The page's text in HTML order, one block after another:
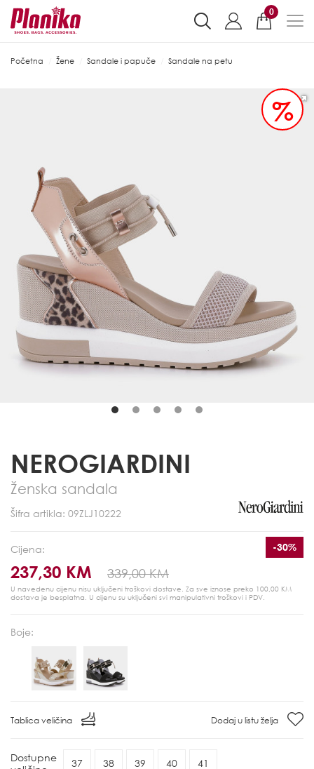
0
Početna Žene Sandale i papuče Sandale na petu
%
NEROGIARDINI
Ženska sandala
Šifra artikla: 09ZLJ10222
Cijena:
237,30 KM 339,00 KM
-30%
U navedenu cijenu nisu uključeni troškovi dostave. Za sve iznose preko 100,00 KM
dostava je besplatna. U cijenu su uključeni svi manipulativni troškovi i PDV.
Boje:
Tablica veličina Dodaj u listu želja
Dostupne
37 38 39 40 41